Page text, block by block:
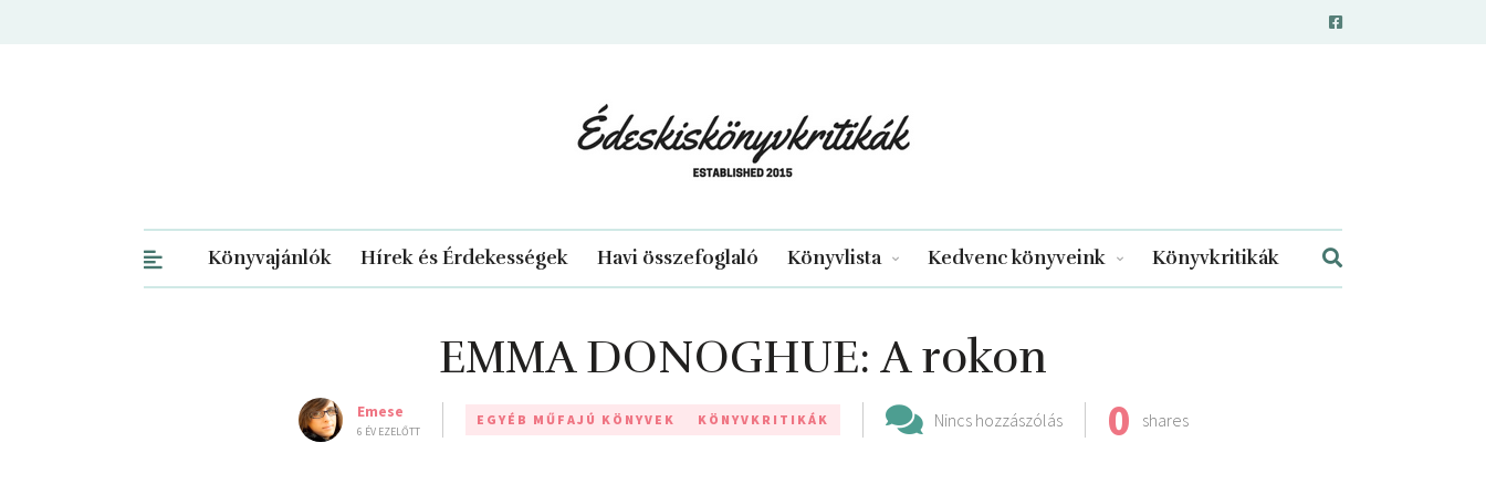
Könyvajánlók Hírek és Érdekességek Havi összefoglaló Könyvlista Kedvenc könyveink Könyvkritikák
EMMA DONOGHUE: A rokon
Emese
6 ÉV EZELŐTT
EGYÉB MŰFAJÚ KÖNYVEK KÖNYVKRITIKÁK Nincs hozzászólás 0 shares